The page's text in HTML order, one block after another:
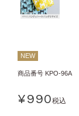
NEW
商品番号 KPO-96A
¥990税込